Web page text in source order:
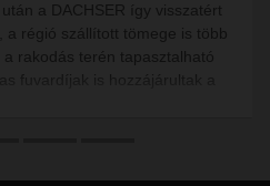
a DACHSER így visszatért
a régió szállított tömege is több
rakodás terén tapasztalható